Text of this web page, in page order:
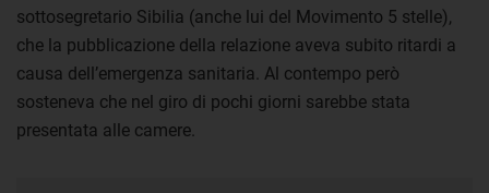
sottosegretario Sibilia (anche lui del Movimento 5 stelle),
che la pubblicazione della relazione aveva subito ritardi a
causa dell’emergenza sanitaria. Al contempo però
sosteneva che nel giro di pochi giorni sarebbe stata
presentata alle camere.